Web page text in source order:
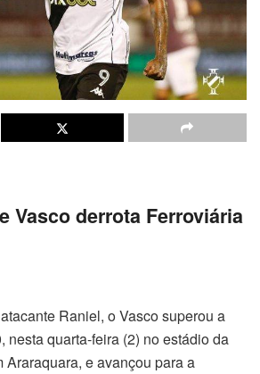
Vasco derrota Ferroviária
Raniel, o Vasco superou a
nesta quarta-feira (2) no estádio da
Araraquara, e avançou para a